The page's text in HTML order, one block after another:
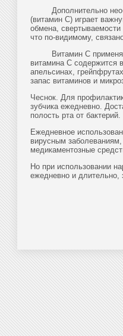
Дополнительно
(витамин С) играет
обмена, свертываемости
что по-видимому,
Витамин С применяют
витамина С содержится
апельсинах,
запас витаминов и
Чеснок. Для
зубчика ежедневно.
полость рта от
Ежедневное
вирусным
медикаментозные
Но при использовании
ежедневно и длительно,